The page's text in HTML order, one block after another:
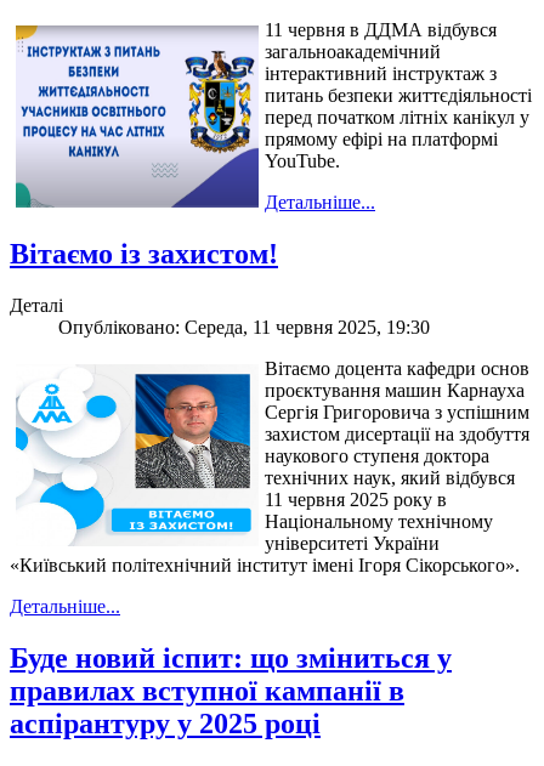
11 червня в ДДМА відбувся
загальноакадемічний
інтерактивний інструктаж з
питань безпеки життєдіяльності
перед початком літніх канікул у
прямому ефірі на платформі
YouTube.
Детальніше...
Вітаємо із захистом!
Деталі
Опубліковано: Середа, 11 червня 2025, 19:30
Вітаємо доцента кафедри основ
проєктування машин Карнауха
Сергія Григоровича з успішним
захистом дисертації на здобуття
наукового ступеня доктора
технічних наук, який відбувся
11 червня 2025 року в
Національному технічному
університеті України
«Київський політехнічний інститут імені Ігоря Сікорського».
Детальніше...
Буде новий іспит: що зміниться у
правилах вступної кампанії в
аспірантуру у 2025 році